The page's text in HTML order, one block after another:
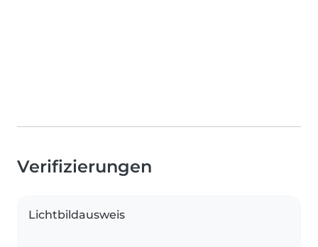
Verifizierungen
Lichtbildausweis